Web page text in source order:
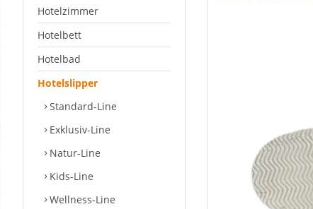
Hotelzimmer
Hotelbett
Hotelbad
Hotelslipper
Standard-Line
Exklusiv-Line
Natur-Line
Kids-Line
Wellness-Line